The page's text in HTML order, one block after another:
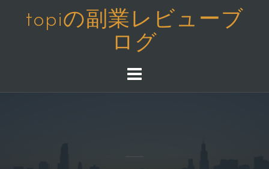
へ
topiの副業レビューブ
ログ